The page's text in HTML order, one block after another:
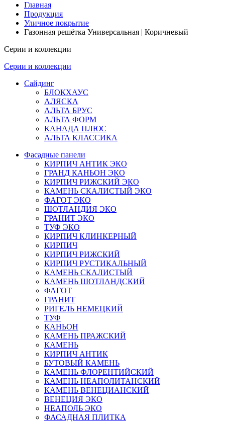
Главная
Продукция
Уличное покрытие
Газонная решётка Универсальная | Коричневый
Серии и коллекции
Серии и коллекции
Сайдинг
БЛОКХАУС
АЛЯСКА
АЛЬТА БРУС
АЛЬТА ФОРМ
КАНАДА ПЛЮС
АЛЬТА КЛАССИКА
Фасадные панели
КИРПИЧ АНТИК ЭКО
ГРАНД КАНЬОН ЭКО
КИРПИЧ РИЖСКИЙ ЭКО
КАМЕНЬ СКАЛИСТЫЙ ЭКО
ФАГОТ ЭКО
ШОТЛАНДИЯ ЭКО
ГРАНИТ ЭКО
ТУФ ЭКО
КИРПИЧ КЛИНКЕРНЫЙ
КИРПИЧ
КИРПИЧ РИЖСКИЙ
КИРПИЧ РУСТИКАЛЬНЫЙ
КАМЕНЬ СКАЛИСТЫЙ
КАМЕНЬ ШОТЛАНДСКИЙ
ФАГОТ
ГРАНИТ
РИГЕЛЬ НЕМЕЦКИЙ
ТУФ
КАНЬОН
КАМЕНЬ ПРАЖСКИЙ
КАМЕНЬ
КИРПИЧ АНТИК
БУТОВЫЙ КАМЕНЬ
КАМЕНЬ ФЛОРЕНТИЙСКИЙ
КАМЕНЬ НЕАПОЛИТАНСКИЙ
КАМЕНЬ ВЕНЕЦИАНСКИЙ
ВЕНЕЦИЯ ЭКО
НЕАПОЛЬ ЭКО
ФАСАДНАЯ ПЛИТКА